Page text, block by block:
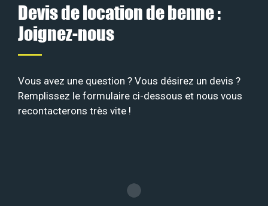
Devis de location de benne :
Joignez-nous
Vous avez une question ? Vous désirez un devis ?
Remplissez le formulaire ci-dessous et nous vous
recontacterons très vite !